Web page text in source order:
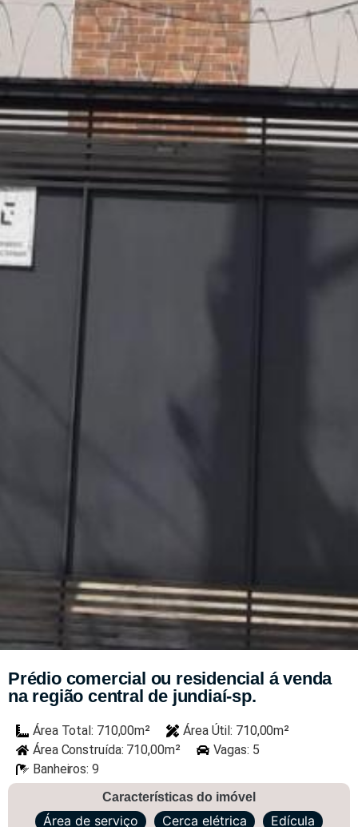
Prédio comercial ou residencial á venda
na região central de jundiaí-sp.
Área Total: 710,00m²
Área Útil: 710,00m²
Área Construída: 710,00m²
Vagas: 5
Banheiros: 9
Características do imóvel
Área de serviço Cerca elétrica Edícula